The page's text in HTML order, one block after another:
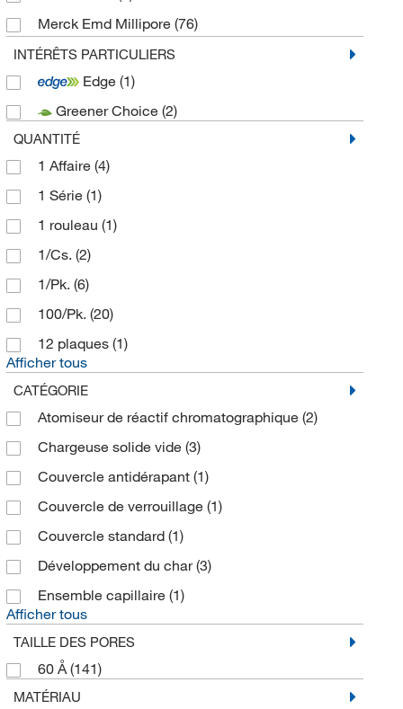
Merck Emd Millipore (76)
MilliporeSigma(1)
MP Biomedicals Inc
Technidata(131)
United Scientific Supplies Inc
INTÉRÊTS PARTICULIERS
Edge (1)
Greener Choice (2)
QUANTITÉ
1 Affaire (4)
1 Série (1)
1 rouleau (1)
1/Cs. (2)
1/Pk. (6)
100/Pk. (20)
12 plaques (1)
Afficher tous
CATÉGORIE
Atomiseur de réactif chromatographique (2)
Chargeuse solide vide (3)
Couvercle antidérapant (1)
Couvercle de verrouillage (1)
Couvercle standard (1)
Développement du char(3)
Ensemble capillaire (1)
Afficher tous
TAILLE DES PORES
60 Å(141)
MATÉRIAU